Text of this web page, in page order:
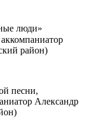
люди»
район)
песни,
Александр